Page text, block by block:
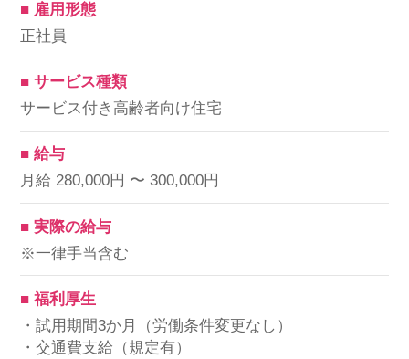
■ 雇用形態
正社員
■ サービス種類
サービス付き高齢者向け住宅
■ 給与
月給 280,000円 〜 300,000円
■ 実際の給与
※一律手当含む
■ 福利厚生
・試用期間3か月（労働条件変更なし）
・交通費支給（規定有）